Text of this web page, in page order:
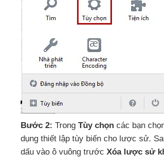
Bước 2: Trong Tùy chọn các bạn
dụng thiết lập tùy biến cho lược sử.
dấu vào ô vuông trước Xóa lược sử